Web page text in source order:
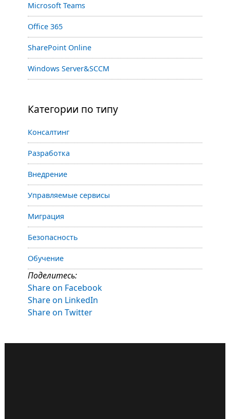
Microsoft Teams
Office 365
SharePoint Online
Windows Server&SCCM
Категории по типу
Консалтинг
Разработка
Внедрение
Управляемые сервисы
Миграция
Безопасность
Обучение
Поделитесь:
Share on Facebook
Share on LinkedIn
Share on Twitter